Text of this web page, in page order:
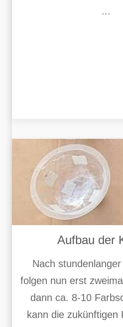
...
Aufbau der
Nach
folgen nun erst
dann ca. 8-10
kann die zukünftigen